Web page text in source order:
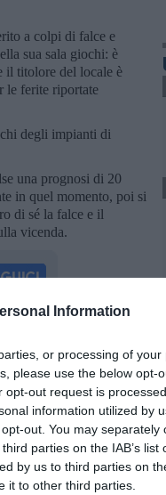
Information
or processing of your
please use the below opt-
out request is
information utilized by
out. You may separately
parties on the IAB’s list
by us to third parties on
it to other third parties.
a colpi di falce e
sua sala giochi: è
il titolore del locale è
le ferite riportate
degli impianti di
una prognosi di 20
in quel momento, poi si
di sé la falce e il
vicenda.
- ToscanaMedia.